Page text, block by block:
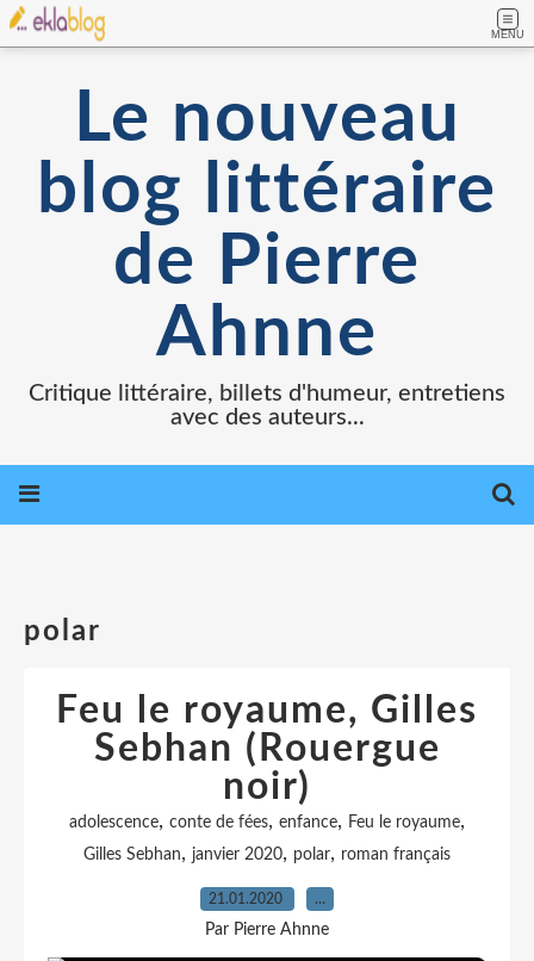
MENU
Le nouveau
blog littéraire
de Pierre
Ahnne
Critique littéraire, billets d'humeur, entretiens
avec des auteurs...
polar
Feu le royaume, Gilles
Sebhan (Rouergue
noir)
adolescence, conte de fées, enfance, Feu le royaume,
Gilles Sebhan, janvier 2020, polar, roman français
21.01.2020 …
Par Pierre Ahnne